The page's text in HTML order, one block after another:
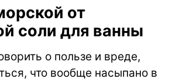
от
соли для ванны
о пользе и вреде,
что вообще насыпано в